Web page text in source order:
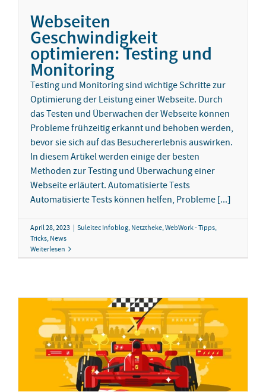
Webseiten
Geschwindigkeit
optimieren: Testing und
Monitoring
Testing und Monitoring sind wichtige Schritte zur
Optimierung der Leistung einer Webseite. Durch
das Testen und Überwachen der Webseite können
Probleme frühzeitig erkannt und behoben werden,
bevor sie sich auf das Besuchererlebnis auswirken.
In diesem Artikel werden einige der besten
Methoden zur Testing und Überwachung einer
Webseite erläutert. Automatisierte Tests
Automatisierte Tests können helfen, Probleme [...]
April 28, 2023 | Suleitec Infoblog,Netztheke,WebWork - Tipps,
Tricks, News
Weiterlesen